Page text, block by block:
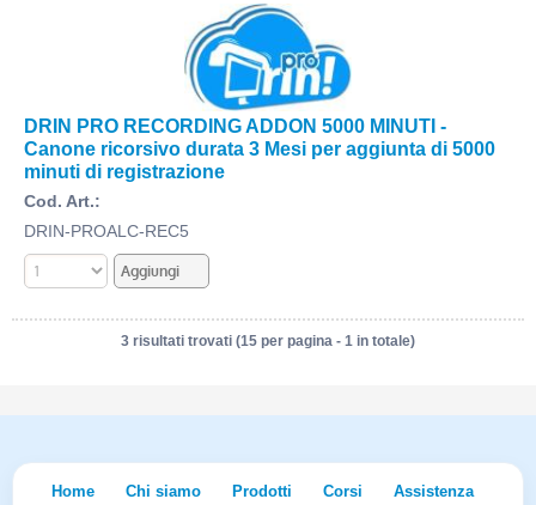
DRIN PRO RECORDING ADDON 5000 MINUTI -
Canone ricorsivo durata 3 Mesi per aggiunta di 5000
minuti di registrazione
Cod. Art.:
DRIN-PROALC-REC5
3 risultati trovati (15 per pagina - 1 in totale)
Home Chi siamo Prodotti Corsi Assistenza